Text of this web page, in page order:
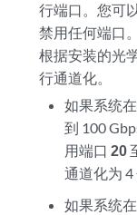
行端口。您可
禁用任何端口。
根据安装的光
行通道化。
如果系统
到 100
用端口 20
通道化为 4
如果系统